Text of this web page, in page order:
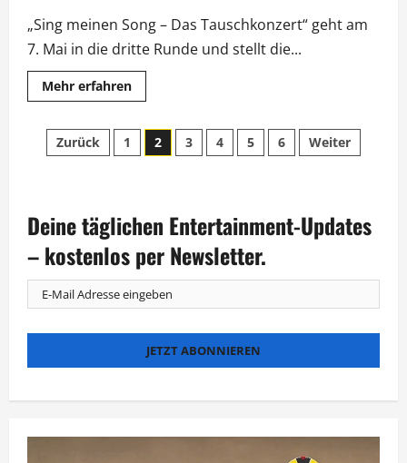
„Sing meinen Song – Das Tauschkonzert“ geht am
7. Mai in die dritte Runde und stellt die...
Mehr erfahrenMehr
Informationen
und
Emotionen:
„Sing
Broilers
Seitennummerierung
Beiträge
Zurück 1 2 3 4 5 6 Weiter
Deine täglichen Entertainment-Updates
– kostenlos per Newsletter.